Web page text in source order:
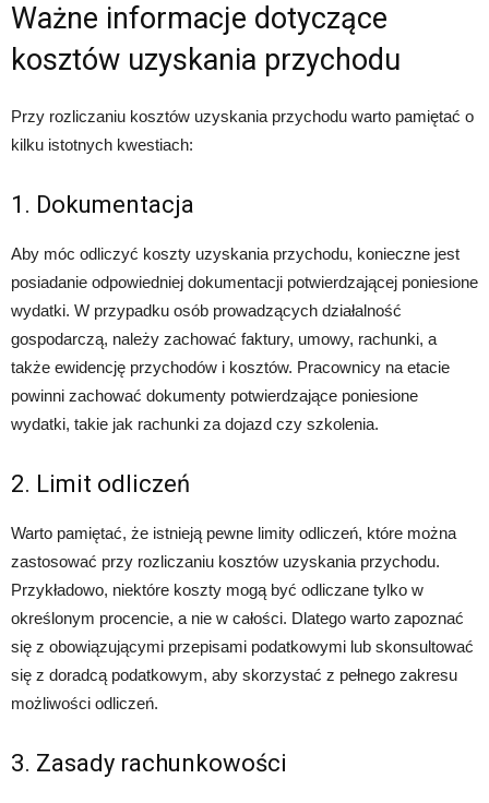
Ważne informacje dotyczące
kosztów uzyskania przychodu
Przy rozliczaniu kosztów uzyskania przychodu warto pamiętać o
kilku istotnych kwestiach:
1. Dokumentacja
Aby móc odliczyć koszty uzyskania przychodu, konieczne jest
posiadanie odpowiedniej dokumentacji potwierdzającej poniesione
wydatki. W przypadku osób prowadzących działalność
gospodarczą, należy zachować faktury, umowy, rachunki, a
także ewidencję przychodów i kosztów. Pracownicy na etacie
powinni zachować dokumenty potwierdzające poniesione
wydatki, takie jak rachunki za dojazd czy szkolenia.
2. Limit odliczeń
Warto pamiętać, że istnieją pewne limity odliczeń, które można
zastosować przy rozliczaniu kosztów uzyskania przychodu.
Przykładowo, niektóre koszty mogą być odliczane tylko w
określonym procencie, a nie w całości. Dlatego warto zapoznać
się z obowiązującymi przepisami podatkowymi lub skonsultować
się z doradcą podatkowym, aby skorzystać z pełnego zakresu
możliwości odliczeń.
3. Zasady rachunkowości